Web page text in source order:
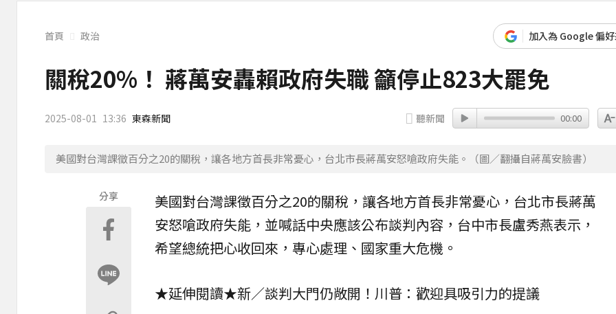
首頁 政治 加入為 Google 偏
關稅20%！ 蔣萬安轟賴政府失職 籲停止823大罷免
2025-08-01 13:36 東森新聞 聽新聞 00:00
美國對台灣課徵百分之20的關稅，讓各地方首長非常憂心，台北市長蔣萬安怒嗆政府失能。（圖／翻攝自蔣萬安臉書）
分享 美國對台灣課徵百分之20的關稅，讓各地方首長非常憂心，台北市長蔣萬
安怒嗆政府失能，並喊話中央應該公布談判內容，台中市長盧秀燕表示，
希望總統把心收回來，專心處理、國家重大危機。
★延伸閱讀★新／談判大門仍敞開！川普：歡迎具吸引力的提議